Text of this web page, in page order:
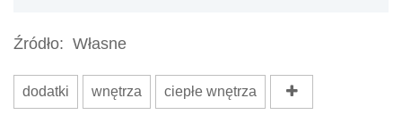
Źródło: Własne
dodatki wnętrza ciepłe wnętrza